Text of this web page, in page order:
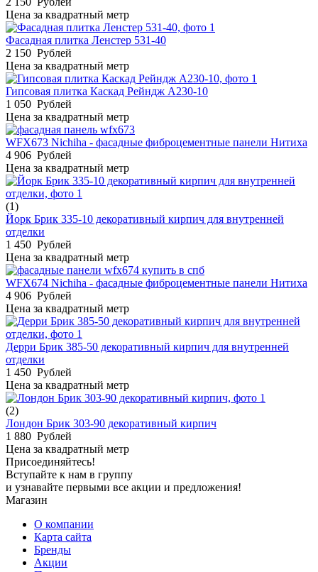
Цена за квадратный метр
Фасадная плитка Ленстер 531-40
2 150 Рублей
Цена за квадратный метр
Гипсовая плитка Каскад Рейндж А230-10
1 050 Рублей
Цена за квадратный метр
WFX673 Nichiha - фасадные фиброцементные панели Нитиха
4 906 Рублей
Цена за квадратный метр
(1)
Йорк Брик 335-10 декоративный кирпич для внутренней
отделки
1 450 Рублей
Цена за квадратный метр
WFX674 Nichiha - фасадные фиброцементные панели Нитиха
4 906 Рублей
Цена за квадратный метр
Дерри Брик 385-50 декоративный кирпич для внутренней
отделки
1 450 Рублей
Цена за квадратный метр
(2)
Лондон Брик 303-90 декоративный кирпич
1 880 Рублей
Цена за квадратный метр
Присоединяйтесь!
Вступайте к нам в группу
и узнавайте первыми все акции и предложения!
Магазин
О компании
Карта сайта
Бренды
Акции